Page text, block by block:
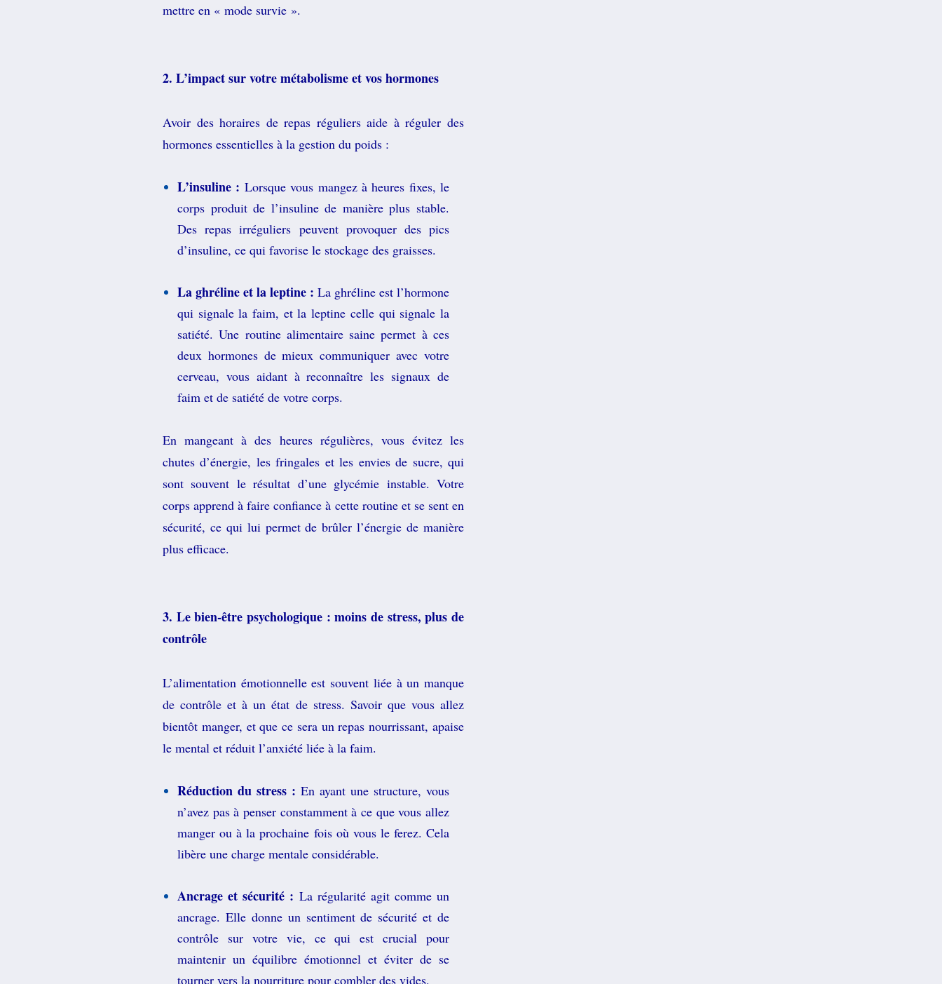
mettre en « mode survie ».
2. L’impact sur votre métabolisme et vos hormones
Avoir des horaires de repas réguliers aide à réguler des
hormones essentielles à la gestion du poids :
L’insuline : Lorsque vous mangez à heures fixes, le
corps produit de l’insuline de manière plus stable.
Des repas irréguliers peuvent provoquer des pics
d’insuline, ce qui favorise le stockage des graisses.
La ghréline et la leptine : La ghréline est l’hormone
qui signale la faim, et la leptine celle qui signale la
satiété. Une routine alimentaire saine permet à ces
deux hormones de mieux communiquer avec votre
cerveau, vous aidant à reconnaître les signaux de
faim et de satiété de votre corps.
En mangeant à des heures régulières, vous évitez les
chutes d’énergie, les fringales et les envies de sucre, qui
sont souvent le résultat d’une glycémie instable. Votre
corps apprend à faire confiance à cette routine et se sent en
sécurité, ce qui lui permet de brûler l’énergie de manière
plus efficace.
3. Le bien-être psychologique : moins de stress, plus de
contrôle
L’alimentation émotionnelle est souvent liée à un manque
de contrôle et à un état de stress. Savoir que vous allez
bientôt manger, et que ce sera un repas nourrissant, apaise
le mental et réduit l’anxiété liée à la faim.
Réduction du stress : En ayant une structure, vous
n’avez pas à penser constamment à ce que vous allez
manger ou à la prochaine fois où vous le ferez. Cela
libère une charge mentale considérable.
Ancrage et sécurité : La régularité agit comme un
ancrage. Elle donne un sentiment de sécurité et de
contrôle sur votre vie, ce qui est crucial pour
maintenir un équilibre émotionnel et éviter de se
tourner vers la nourriture pour combler des vides.